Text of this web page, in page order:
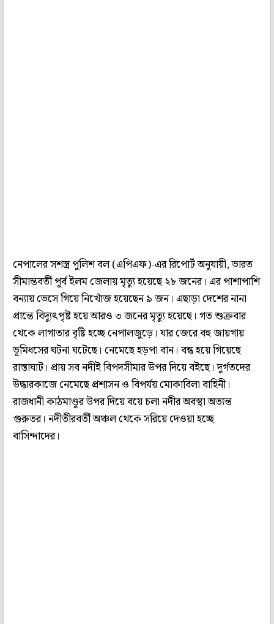
নেপালের সশস্ত্র পুলিশ বল (এপিএফ)-এর রিপোর্ট অনুযায়ী, ভারত
সীমান্তবর্তী পূর্ব ইলম জেলায় মৃত্যু হয়েছে ২৮ জনের। এর পাশাপাশি
বন্যায় ভেসে গিয়ে নিখোঁজ হয়েছেন ৯ জন। এছাড়া দেশের নানা
প্রান্তে বিদ্যুৎপৃষ্ট হয়ে আরও ৩ জনের মৃত্যু হয়েছে। গত শুক্রবার
থেকে লাগাতার বৃষ্টি হচ্ছে নেপালজুড়ে। যার জেরে বহু জায়গায়
ভূমিধসের ঘটনা ঘটেছে। নেমেছে হড়পা বান। বন্ধ হয়ে গিয়েছে
রাস্তাঘাট। প্রায় সব নদীই বিপদসীমার উপর দিয়ে বইছে। দুর্গতদের
উদ্ধারকাজে নেমেছে প্রশাসন ও বিপর্যয় মোকাবিলা বাহিনী।
রাজধানী কাঠমাণ্ডুর উপর দিয়ে বয়ে চলা নদীর অবস্থা অত্যন্ত
গুরুতর। নদীতীরবর্তী অঞ্চল থেকে সরিয়ে দেওয়া হচ্ছে
বাসিন্দাদের।